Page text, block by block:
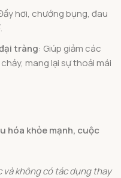
hơi, chướng bụng, đau
tràng: Giúp giảm các
mang lại sự thoải mái
hóa khỏe mạnh, cuộc
và không có tác dụng thay